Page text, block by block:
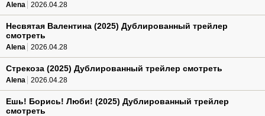
Alena 2026.04.28
Несвятая Валентина (2025) Дублированный трейлер
смотреть
Alena 2026.04.28
Стрекоза (2025) Дублированный трейлер смотреть
Alena 2026.04.28
Ешь! Борись! Люби! (2025) Дублированный трейлер
смотреть